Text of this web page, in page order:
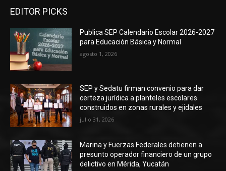
EDITOR PICKS
Publica SEP Calendario Escolar 2026-2027
para Educación Básica y Normal
agosto 1, 2026
SEP y Sedatu firman convenio para dar
certeza jurídica a planteles escolares
construidos en zonas rurales y ejidales
julio 31, 2026
Marina y Fuerzas Federales detienen a
presunto operador financiero de un grupo
delictivo en Mérida, Yucatán